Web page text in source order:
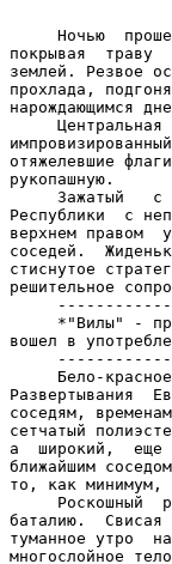
Ночью
покрывая  траву
землей. Резвое
прохлада,
нарождающимся
Центральная
отяжелевшие
рукопашную.
Зажатый   с
Республики  с
верхнем правом
соседей.
стиснутое
решительное
*"Вилы" -
вошел в
Бело-
Развертывания
соседям,
сетчатый
а  широкий,  еще
ближайшим
то, как минимум,
Роскошный
баталию.
туманное утро
многослойное